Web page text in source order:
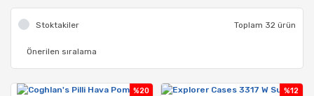
Stoktakiler Toplam 32 ürün
%20 %12